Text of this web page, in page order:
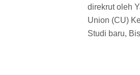
direkrut oleh
Union (CU)
Studi baru,